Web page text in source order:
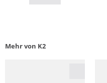
Mehr von K2